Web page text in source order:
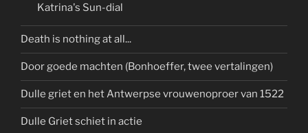
Katrina's Sun-dial
Death is nothing at all...
Door goede machten (Bonhoeffer, twee vertalingen)
Dulle griet en het Antwerpse vrouwenoproer van 1522
Dulle Griet schiet in actie